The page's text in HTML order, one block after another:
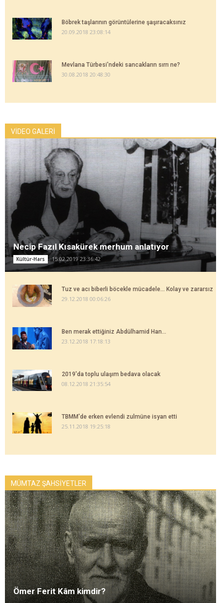
Böbrek taşlarının görüntülerine şaşıracaksınız
20.09.2018 23:08:14
Mevlana Türbesi'ndeki sancakların sırrı ne?
30.08.2018 20:48:30
VİDEO GALERİ
Necip Fazıl Kısakürek merhum anlatıyor
Kültür-Hars 15.02.2019 23:36:42
Tuz ve acı biberli böcekle mücadele... Kolay ve zararsız
29.12.2018 00:06:26
Ben merak ettiğiniz Abdülhamid Han...
23.12.2018 17:18:13
2019'da toplu ulaşım bedava olacak
08.12.2018 21:35:54
TBMM'de erken evlendi zulmüne isyan etti
25.11.2018 19:25:18
MÜMTAZ ŞAHSİYETLER
Ömer Ferit Kâm kimdir?